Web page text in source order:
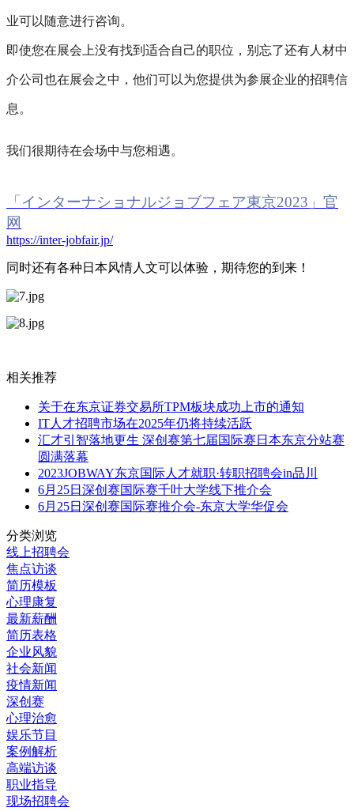
业可以随意进行咨询。
即使您在展会上没有找到适合自己的职位，别忘了还有人材中
介公司也在展会之中，他们可以为您提供为参展企业的招聘信
息。
我们很期待在会场中与您相遇。
「インターナショナルジョブフェア東京2023 」官
网
https://inter-jobfair.jp/
同时还有各种日本风情人文可以体验，期待您的到来！
相关推荐
关于在东京证券交易所TPM板块成功上市的通知
IT人才招聘市场在2025年仍将持续活跃
汇才引智落地更生 深创赛第七届国际赛日本东京分站赛
圆满落幕
2023JOBWAY东京国际人才就职·转职招聘会in品川
6月25日深创赛国际赛千叶大学线下推介会
6月25日深创赛国际赛推介会-东京大学华促会
分类浏览
线上招聘会
焦点访谈
简历模板
心理康复
最新薪酬
简历表格
企业风貌
社会新闻
疫情新闻
深创赛
心理治愈
娱乐节目
案例解析
高端访谈
职业指导
现场招聘会